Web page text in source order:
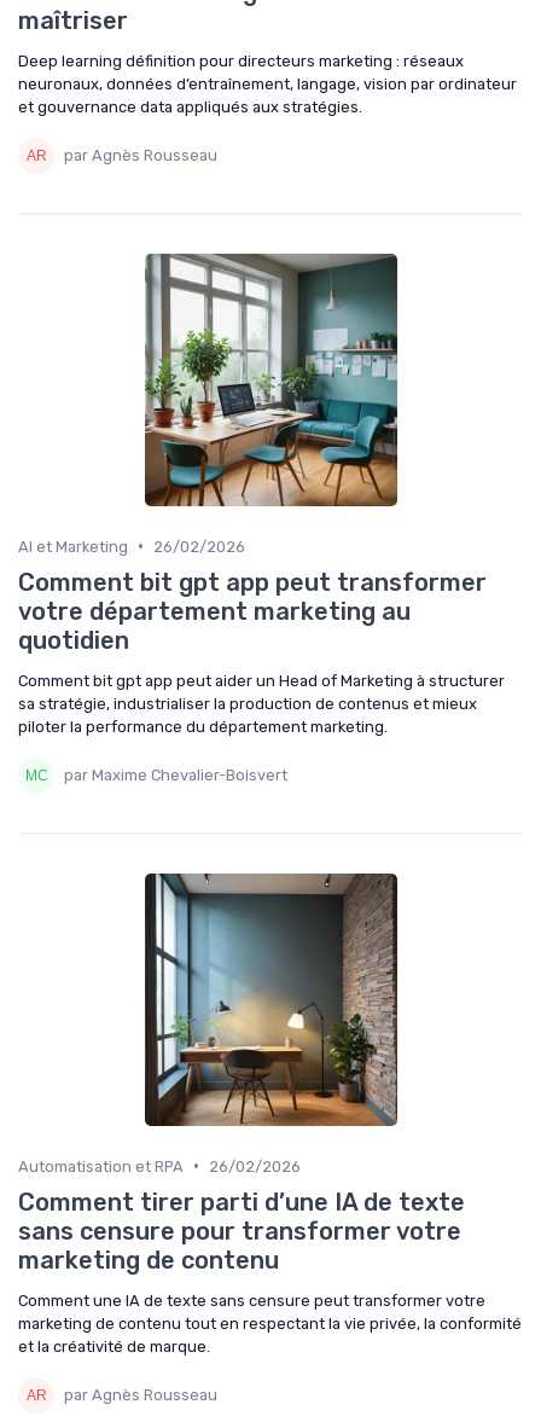
maîtriser
Deep learning définition pour directeurs marketing : réseaux
neuronaux, données d’entraînement, langage, vision par ordinateur
et gouvernance data appliqués aux stratégies.
par Agnès Rousseau
AI et Marketing • 26/02/2026
Comment bit gpt app peut transformer
votre département marketing au
quotidien
Comment bit gpt app peut aider un Head of Marketing à structurer
sa stratégie, industrialiser la production de contenus et mieux
piloter la performance du département marketing.
par Maxime Chevalier-Boisvert
Automatisation et RPA • 26/02/2026
Comment tirer parti d’une IA de texte
sans censure pour transformer votre
marketing de contenu
Comment une IA de texte sans censure peut transformer votre
marketing de contenu tout en respectant la vie privée, la conformité
et la créativité de marque.
par Agnès Rousseau